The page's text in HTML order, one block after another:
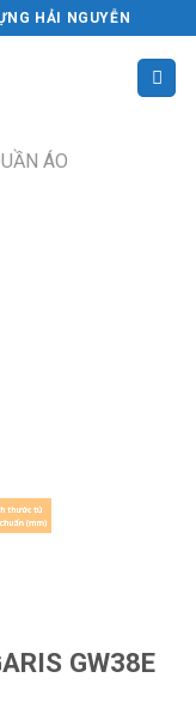
HẢI NGUYỄN
ÁO
GW38E